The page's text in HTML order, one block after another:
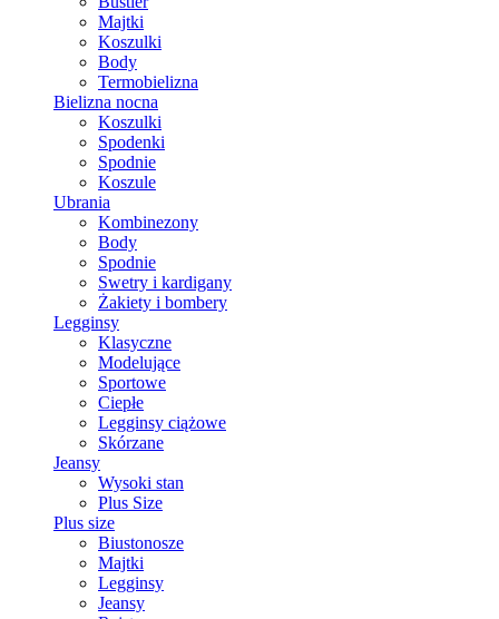
Majtki
Koszulki
Body
Termobielizna
Bielizna nocna
Koszulki
Spodenki
Spodnie
Koszule
Ubrania
Kombinezony
Body
Spodnie
Swetry i kardigany
Żakiety i bombery
Legginsy
Klasyczne
Modelujące
Sportowe
Ciepłe
Legginsy ciążowe
Skórzane
Jeansy
Wysoki stan
Plus Size
Plus size
Biustonosze
Majtki
Legginsy
Jeansy